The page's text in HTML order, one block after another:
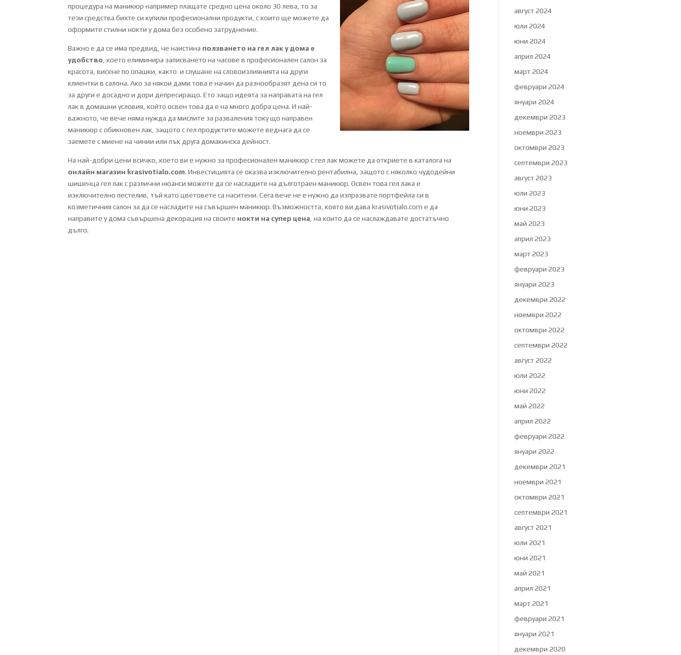
процедура на маникюр например плащате средно цена около 30 лева, то за
тези средства бихте си купили професионални продукти, с които ще можете да
оформите стилни нокти у дома без особено затруднение.
Важно е да се има предвид, че наистина ползването на гел лак у дома е
удобство , което елиминира записването на часове в професионален салон за
красота, висене по опашки, както и слушане на словоизлиянията на други
клиентки в салона. Ако за някои дами това е начин да разнообразят дена си то
за други е досадно и дори депресиращо. Ето защо идеята за направата на гел
лак в домашни условия, който освен това да е на много добра цена. И най-
важното, че вече няма нужда да мислите за разваления току що направен
маникюр с обикновен лак, защото с гел продуктите можете веднага да се
заемете с миене на чинии или пък друга домакинска дейност.
На най-добри цени всичко, което ви е нужно за професионален маникюр с гел лак можете да откриете в каталога на
онлайн магазин krasivotialo.com. Инвестицията се оказва изключително рентабилна, защото с няколко чудодейни
шишенца гел лак с различни нюанси можете да се насладите на дълготраен маникюр. Освен това гел лака е
изключително пестелив, тъй като цветовете са наситени. Сега вече не е нужно да изпразвате портфейла си в
козметичния салон за да се насладите на съвършен маникюр. Възможността, която ви дава krasivotialo.com е да
направите у дома съвършена декорация на своите нокти на супер цена , на които да се наслаждавате достатъчно
дълго.
август 2024
юли 2024
юни 2024
април 2024
март 2024
февруари 2024
януари 2024
декември 2023
ноември 2023
октомври 2023
септември 2023
август 2023
юли 2023
юни 2023
май 2023
април 2023
март 2023
февруари 2023
януари 2023
декември 2022
ноември 2022
октомври 2022
септември 2022
август 2022
юли 2022
юни 2022
май 2022
април 2022
февруари 2022
януари 2022
декември 2021
ноември 2021
октомври 2021
септември 2021
август 2021
юли 2021
юни 2021
май 2021
април 2021
март 2021
февруари 2021
януари 2021
декември 2020